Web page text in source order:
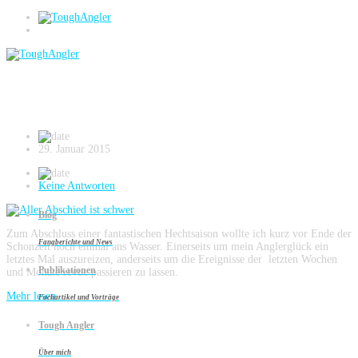
Blog
Fangberichte und News
Publikationen
Fachartikel und Vorträge
Tough Angler
Über mich
Jerkbait
29. Januar 2015
Keine Antworten
Zum Abschluss einer fantastischen Hechtsaison wollte ich kurz vor Ende der
Schonzeit noch einmal ans Wasser. Einerseits um mein Anglerglück ein
letztes Mal auszureizen, anderseits um die Ereignisse der letzten Wochen
und Monate revue passieren zu lassen.
Mehr lesen...
Entenschnabelalarm im Forstgut